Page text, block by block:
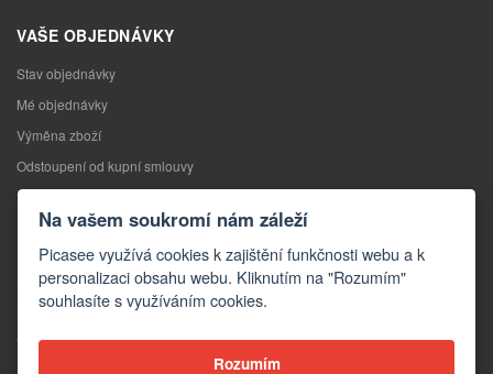
VAŠE OBJEDNÁVKY
Stav objednávky
Mé objednávky
Výměna zboží
Odstoupení od kupní smlouvy
Reklamace
KONTAKTY
Kontakty
Kontaktní formulář
Velkoobchod
Na vašem soukromí nám záleží
Picasee využívá cookies k zajištění funkčnosti webu a k
personalizaci obsahu webu. Kliknutím na "Rozumím"
souhlasíte s využíváním cookies.
Rozumím